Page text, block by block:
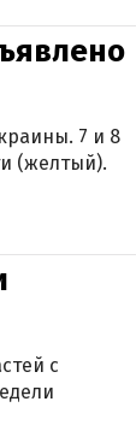
7 и 8
(желтый).
с